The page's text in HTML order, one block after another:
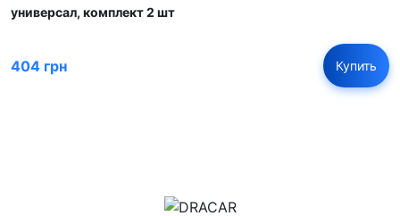
универсал, комплект 2 шт
404 грн Купить